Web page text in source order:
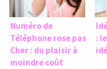
Numéro de
Téléphone rose pas
Cher : du plaisir à
moindre coût
: